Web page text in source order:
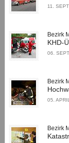
11.
Bezirk
KHD-
06.
Bezirk
05.
Bezirk